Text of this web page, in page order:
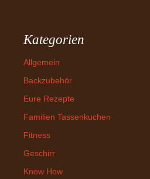
Kategorien
Allgemein
Backzubehör
Eure Rezepte
Familien Tassenkuchen
Fitness
Geschirr
Know How